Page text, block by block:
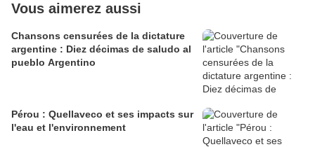
Vous aimerez aussi
Chansons censurées de la dictature
argentine : Diez décimas de saludo al
pueblo Argentino
Pérou : Quellaveco et ses impacts sur
l'eau et l'environnement